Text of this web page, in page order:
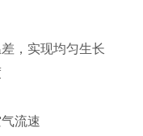
，实现均匀生长
流速